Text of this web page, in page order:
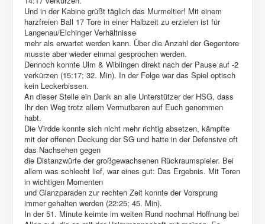
Und in der Kabine grüßt täglich das Murmeltier! Mit einem
harzfreien Ball 17 Tore in einer Halbzeit zu erzielen ist für
Langenau/Elchinger Verhältnisse
mehr als erwartet werden kann. Über die Anzahl der Gegentore
musste aber wieder einmal gesprochen werden.
Dennoch konnte Ulm & Wiblingen direkt nach der Pause auf -2
verkürzen (15:17; 32. Min). In der Folge war das Spiel optisch
kein Leckerbissen.
An dieser Stelle ein Dank an alle Unterstützer der HSG, dass
Ihr den Weg trotz allem Vermutbaren auf Euch genommen
habt.
Die Virdde konnte sich nicht mehr richtig absetzen, kämpfte
mit der offenen Deckung der SG und hatte in der Defensive oft
das Nachsehen gegen
die Distanzwürfe der großgewachsenen Rückraumspieler. Bei
allem was schlecht lief, war eines gut: Das Ergebnis. Mit Toren
in wichtigen Momenten
und Glanzparaden zur rechten Zeit konnte der Vorsprung
immer gehalten werden (22:25; 45. Min).
In der 51. Minute keimte im weiten Rund nochmal Hoffnung bei